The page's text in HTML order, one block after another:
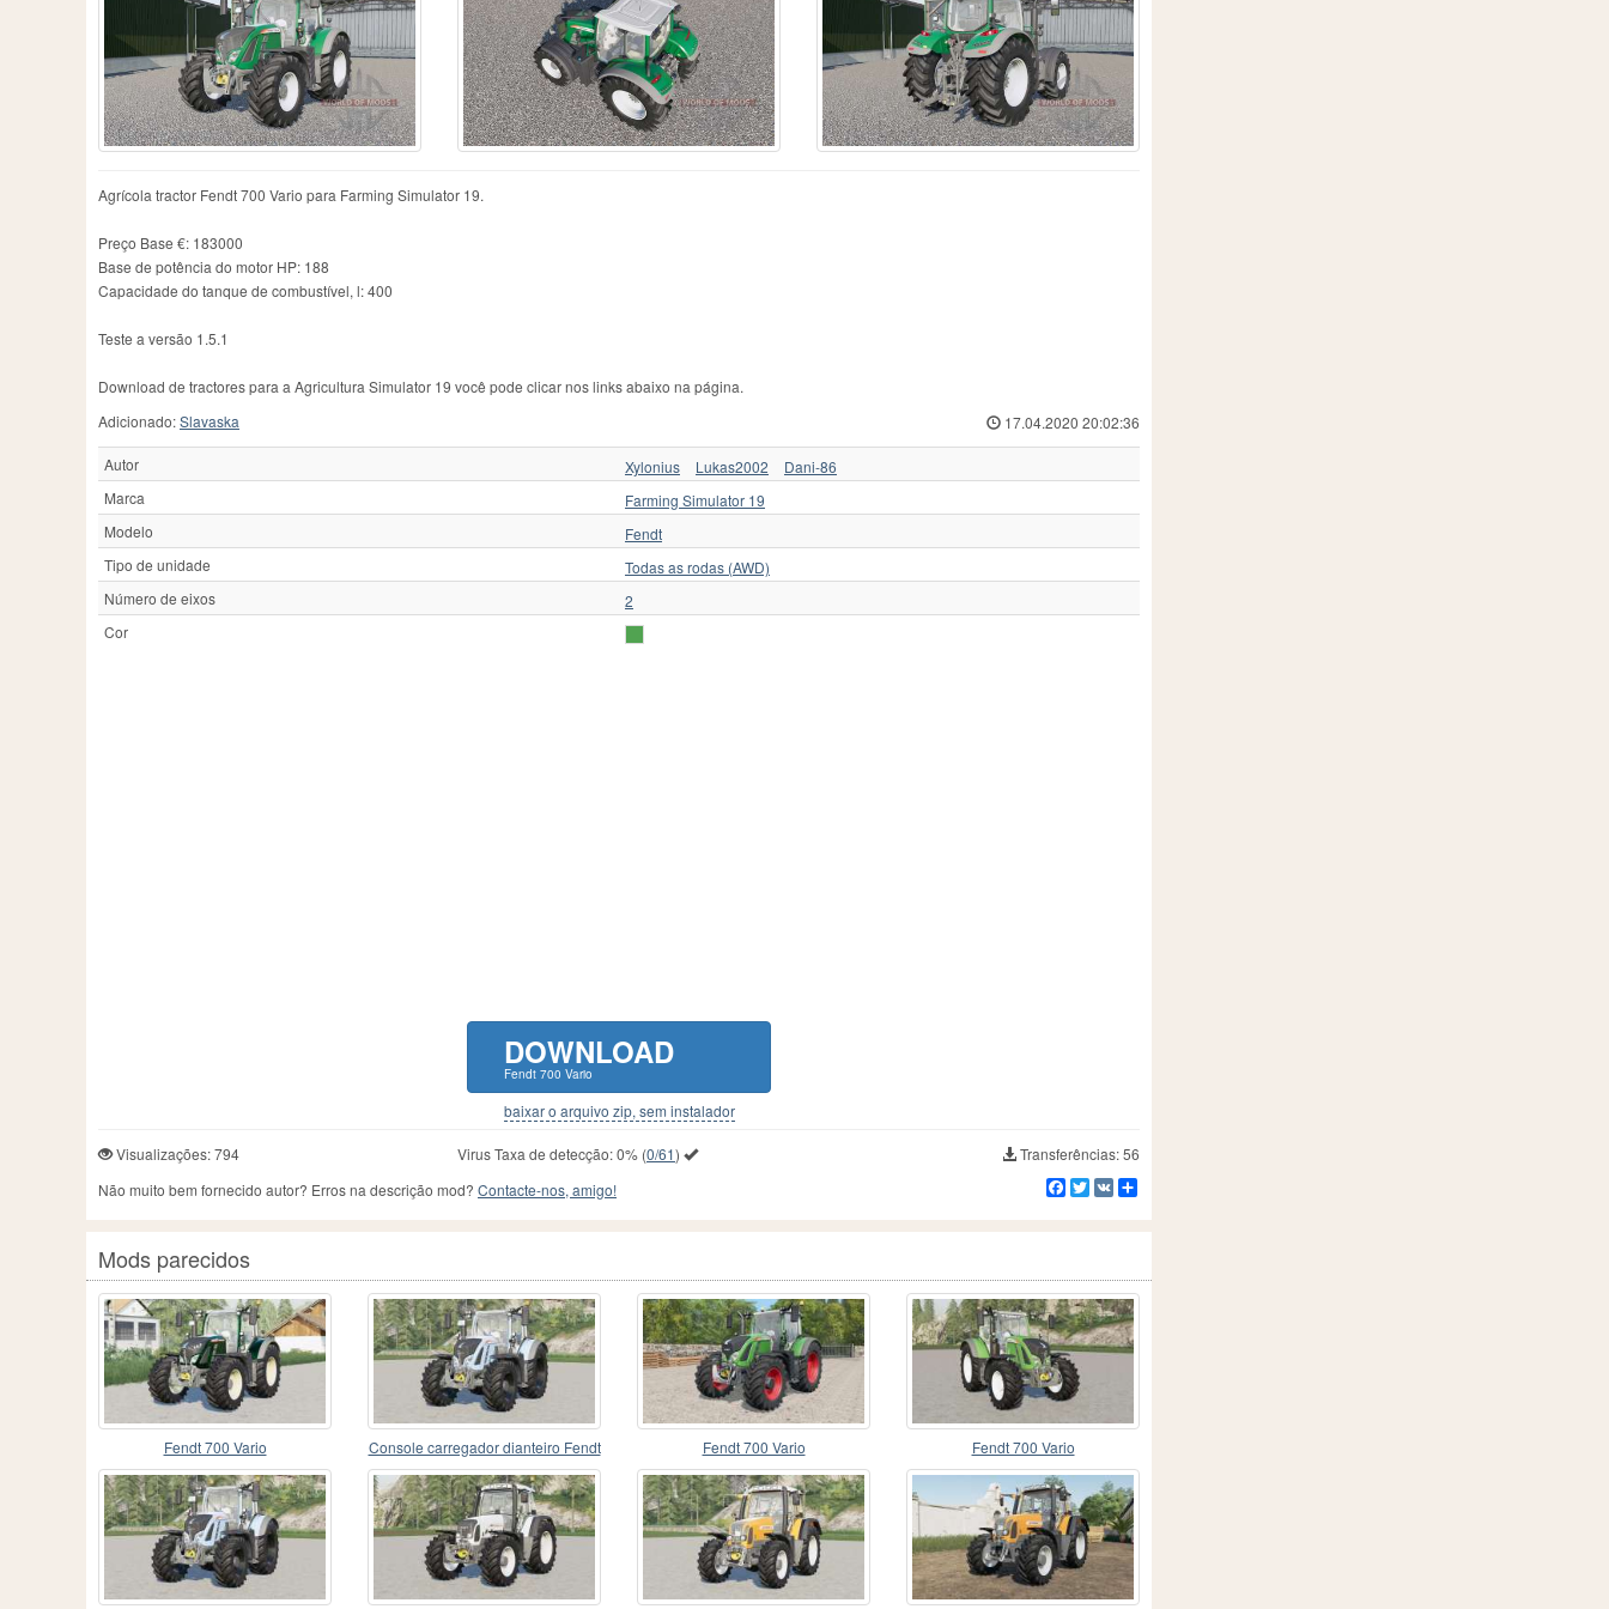
606
1
Challenger
111
Chamberlain
2
County
1
Deutz
7
Deutz-Fahr
398
Eicher
15
Fiatagri
3
Ford
53
Fortschritt
46
Guldner
13
Hanomag
5
Hatz
2
Hurlimann
21
IMT
Mercedes-Benz
70
New Hollan
1
New Holland
513
Oliver
1
Pasquali
1
PistenBully
8
Porsche-Diesel
1
Ursus C-360
1
Ursus C-362
Valmet
35
Valtr
1
Valtra
125
Valtra N154e
1
Versatile
32
ЛТЗ
19
МТЗ
Слобожанец
18
Трактор для Farming Simulator 19
Укравтозапчастина
1
ХЗТСШ
8
ХТЗ
202
Agrícola tractor Fendt 700 Vario para Farming Simulator 19.
Preço Base €: 183000
Base de potência do motor HP: 188
Capacidade do tanque de combustível, l: 400
Teste a versão 1.5.1
Download de tractores para a Agricultura Simulator 19 você pode clicar nos links abaixo na página.
Adicionado:Slavaska 17.04.2020 20:02:36
Autor Xylonius Lukas2002
Dani-86
Marca
Farming Simulator 19
Modelo
Fendt
Tipo de unidade
Todas as rodas (AWD)
Número de eixos
2
Cor
DOWNLOAD
Fendt 700 Vario
baixar o arquivo zip, sem instalador
Visualizações: 794 Virus Taxa de detecção:0%(0/61)
Transferências: 56
Não muito bem fornecido autor? Erros na descrição mod? Contacte-nos, amigo! Facebook
Twitter
VK
Mods parecidos
Fendt 700 Vario
Console carregador dianteiro Fendt
700 Vario〡Alo
Fendt 700 Vario Fendt 700 Vario